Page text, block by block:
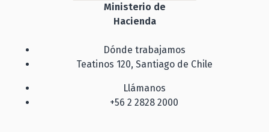
Ministerio de
Hacienda
Dónde trabajamos
Teatinos 120, Santiago de Chile
Llámanos
+56 2 2828 2000